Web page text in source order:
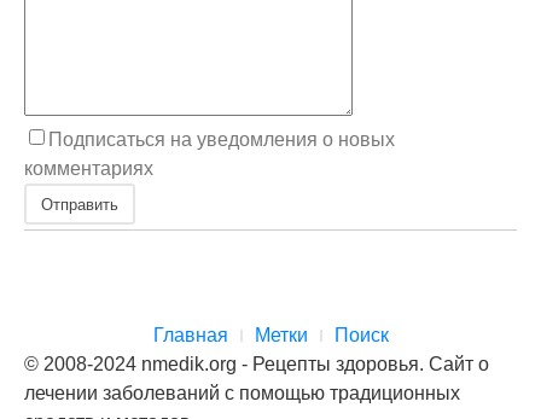
Подписаться на уведомления о новых
комментариях
Отправить
Главная Метки
Поиск
© 2008-2024 nmedik.org - Рецепты здоровья. Сайт о
лечении заболеваний с помощью традиционных